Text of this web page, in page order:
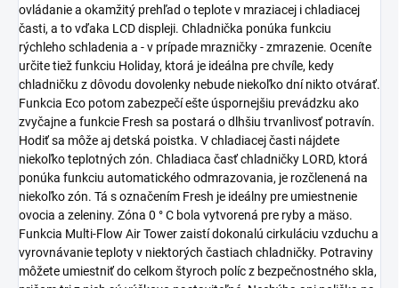
ovládanie a okamžitý prehľad o teplote v mraziacej i chladiacej
časti, a to vďaka LCD displeji. Chladnička ponúka funkciu
rýchleho schladenia a - v prípade mrazničky - zmrazenie. Oceníte
určite tiež funkciu Holiday, ktorá je ideálna pre chvíle, kedy
chladničku z dôvodu dovolenky nebude niekoľko dní nikto otvárať.
Funkcia Eco potom zabezpečí ešte úspornejšiu prevádzku ako
zvyčajne a funkcie Fresh sa postará o dlhšiu trvanlivosť potravín.
Hodiť sa môže aj detská poistka. V chladiacej časti nájdete
niekoľko teplotných zón. Chladiaca časť chladničky LORD, ktorá
ponúka funkciu automatického odmrazovania, je rozčlenená na
niekoľko zón. Tá s označením Fresh je ideálny pre umiestnenie
ovocia a zeleniny. Zóna 0 ° C bola vytvorená pre ryby a mäso.
Funkcia Multi-Flow Air Tower zaistí dokonalú cirkuláciu vzduchu a
vyrovnávanie teploty v niektorých častiach chladničky. Potraviny
môžete umiestniť do celkom štyroch políc z bezpečnostného skla,